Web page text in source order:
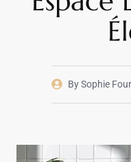
BySophie